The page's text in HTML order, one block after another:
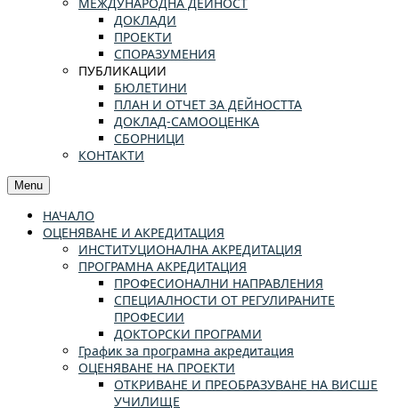
ДОКЛАДИ
ПРОЕКТИ
СПОРАЗУМЕНИЯ
ПУБЛИКАЦИИ
БЮЛЕТИНИ
ПЛАН И ОТЧЕТ ЗА ДЕЙНОСТТА
ДОКЛАД-САМООЦЕНКА
СБОРНИЦИ
КОНТАКТИ
Menu
НАЧАЛО
ОЦЕНЯВАНЕ И АКРЕДИТАЦИЯ
ИНСТИТУЦИОНАЛНА АКРЕДИТАЦИЯ
ПРОГРАМНА АКРЕДИТАЦИЯ
ПРОФЕСИОНАЛНИ НАПРАВЛЕНИЯ
СПЕЦИАЛНОСТИ ОТ РЕГУЛИРАНИТЕ
ПРОФЕСИИ
ДОКТОРСКИ ПРОГРАМИ
График за програмна акредитация
ОЦЕНЯВАНЕ НА ПРОЕКТИ
ОТКРИВАНЕ И ПРЕОБРАЗУВАНЕ НА ВИСШЕ
УЧИЛИЩЕ